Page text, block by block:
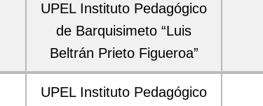
UPEL Instituto Pedagógico
de Barquisimeto “Luis
Beltrán Prieto Figueroa”
UPEL Instituto Pedagógico